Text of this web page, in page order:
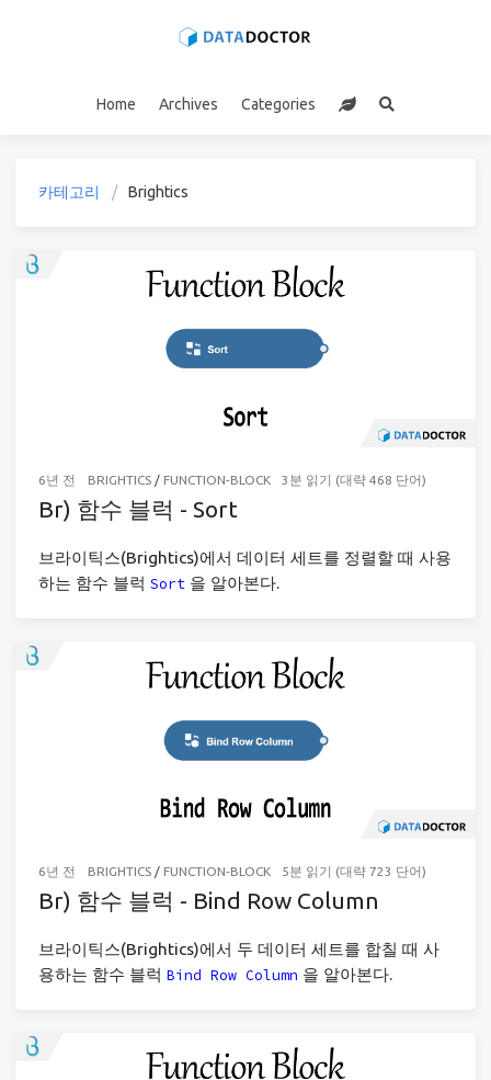
Home Archives Categories
카테고리 Brightics
6년 전 BRIGHTICS/ FUNCTION-BLOCK 3분 읽기 (대략 468 단어)
Br) 함수 블럭 - Sort
브라이틱스(Brightics)에서 데이터 세트를 정렬할 때 사용
하는 함수 블럭 Sort 을 알아본다.
6년 전 BRIGHTICS/ FUNCTION-BLOCK 5분 읽기 (대략 723 단어)
Br) 함수 블럭 - Bind Row Column
브라이틱스(Brightics)에서 두 데이터 세트를 합칠 때 사
용하는 함수 블럭 Bind Row Column 을 알아본다.